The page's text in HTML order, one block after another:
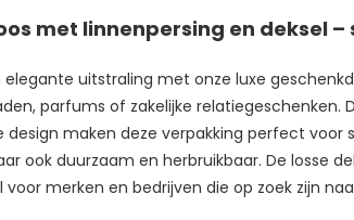
met linnenpersing en deksel
uitstraling met onze luxe
parfums of zakelijke relatiegeschenken.
maken deze verpakking perfect
ook duurzaam en herbruikbaar. De losse
voor merken en bedrijven die op zoek zijn